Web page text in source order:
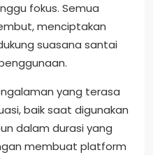
fokus. Semua
menciptakan
suasana santai
yang terasa
baik saat digunakan
dalam durasi yang
membuat platform